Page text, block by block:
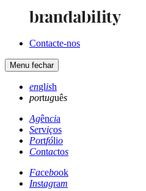
Contacte-nos
Menu fechar
english
português
Agência
Serviços
Portfólio
Contactos
Facebook
Instagram